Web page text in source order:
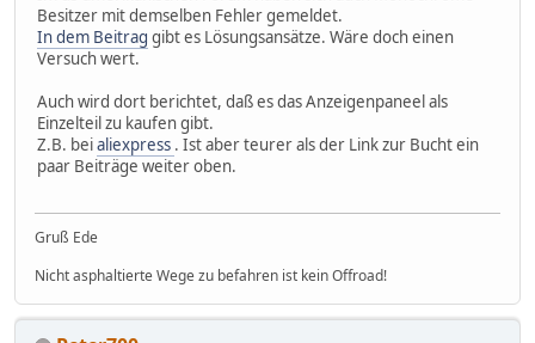
Besitzer mit demselben Fehler gemeldet.
In dem Beitrag gibt es Lösungsansätze. Wäre doch einen
Versuch wert.
Auch wird dort berichtet, daß es das Anzeigenpaneel als
Einzelteil zu kaufen gibt.
Z.B. beialiexpress . Ist aber teurer als der Link zur Bucht ein
paar Beiträge weiter oben.
Gruß Ede
Nicht asphaltierte Wege zu befahren ist kein Offroad!